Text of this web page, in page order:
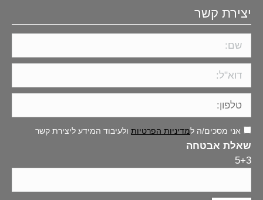
יצירת קשר
אני מסכים/ה למדיניות הפרטיות ולעיבוד המידע ליצירת קשר
שאלת אבטחה
5+3